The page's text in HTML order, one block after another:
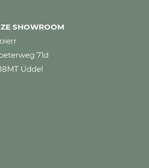
SHOWROOM
71d
Uddel